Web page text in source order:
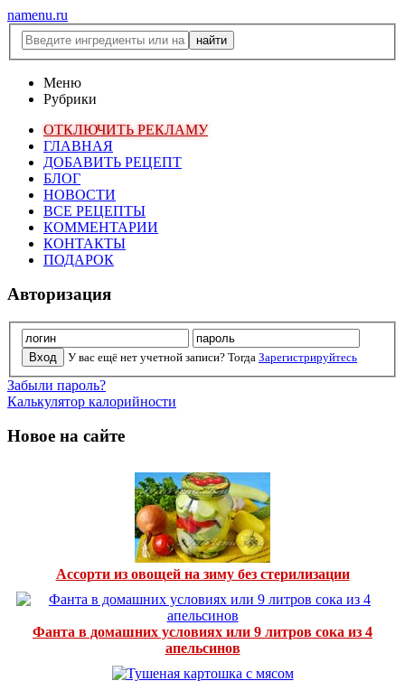
namenu.ru
Меню
Рубрики
ОТКЛЮЧИТЬ РЕКЛАМУ
ГЛАВНАЯ
ДОБАВИТЬ РЕЦЕПТ
БЛОГ
НОВОСТИ
ВСЕ РЕЦЕПТЫ
КОММЕНТАРИИ
КОНТАКТЫ
ПОДАРОК
Авторизация
У вас ещё нет учетной записи? Тогда Зарегистрируйтесь
Забыли пароль?
Калькулятор калорийности
Новое на сайте
Ассорти из овощей на зиму без стерилизации
Фанта в домашних условиях или 9 литров сока из 4
апельсинов